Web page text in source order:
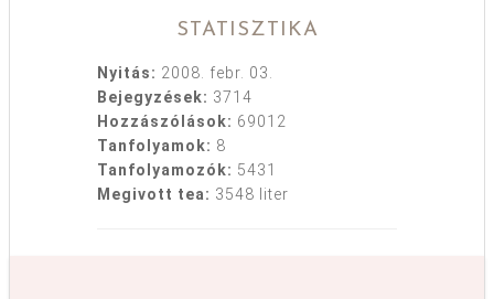
STATISZTIKA
Nyitás: 2008. febr. 03.
Bejegyzések: 3714
Hozzászólások: 69012
Tanfolyamok: 8
Tanfolyamozók: 5431
Megivott tea: 3548 liter